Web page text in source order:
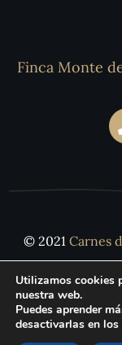
Finca Monte
© 2021 Carnes
Privacidad
Utilizamos cookies
nuestra web.
Puedes aprender
desactivarlas en los